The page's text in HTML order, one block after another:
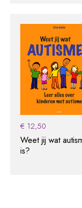
€ 12,50
Weet jij wat
is?